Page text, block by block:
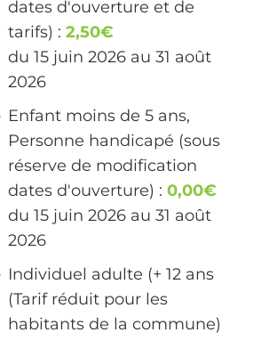
dates d'ouverture et de
tarifs) :2,50€
du 15 juin 2026 au 31 août
2026
Enfant moins de 5 ans,
Personne handicapé (sous
réserve de modification
dates d'ouverture) :0,00€
du 15 juin 2026 au 31 août
2026
Individuel adulte (+ 12 ans
(Tarif réduit pour les
habitants de la commune)